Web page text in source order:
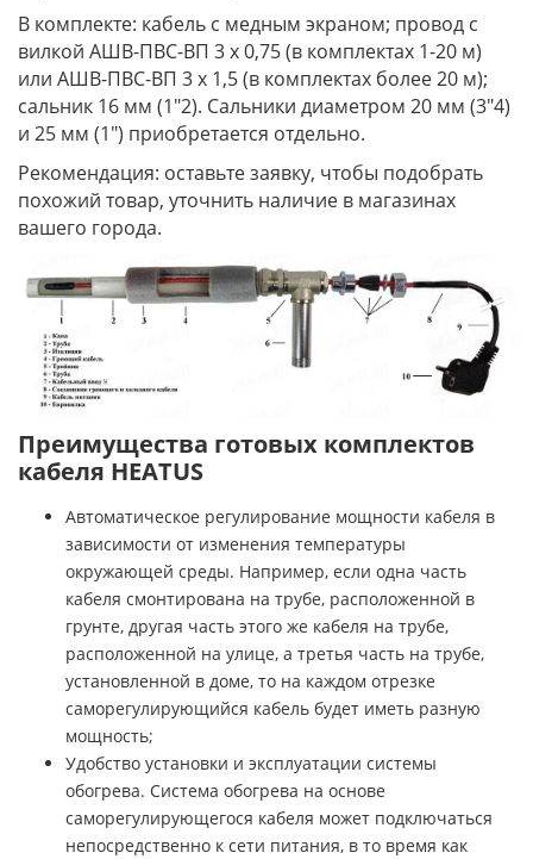
В комплекте: кабель с медным экраном; провод с
вилкой АШВ-ПВС-ВП 3 х 0,75 (в комплектах 1-20 м)
или АШВ-ПВС-ВП 3 х 1,5 (в комплектах более 20 м);
сальник 16 мм (1"2). Сальники диаметром 20 мм (3"4)
и 25 мм (1") приобретается отдельно.
Рекомендация: оставьте заявку, чтобы подобрать
похожий товар, уточнить наличие в магазинах
вашего города.
Преимущества готовых комплектов
кабеля HEATUS
Автоматическое регулирование мощности кабеля в
зависимости от изменения температуры
окружающей среды. Например, если одна часть
кабеля смонтирована на трубе, расположенной в
грунте, другая часть этого же кабеля на трубе,
расположенной на улице, а третья часть на трубе,
установленной в доме, то на каждом отрезке
саморегулирующийся кабель будет иметь разную
мощность;
Удобство установки и эксплуатации системы
обогрева. Система обогрева на основе
саморегулирующегося кабеля может подключаться
непосредственно к сети питания, в то время как